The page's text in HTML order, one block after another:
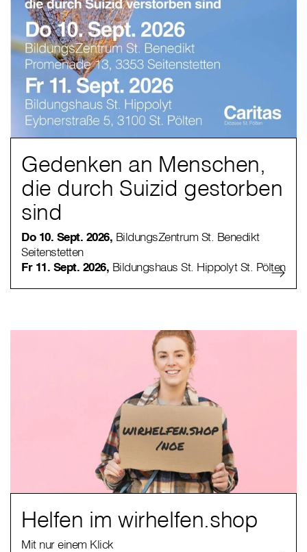
Gedenken an Menschen,
die durch Suizid gestorben
sind
Do 10. Sept. 2026, BildungsZentrum St. Benedikt
Seitenstetten
Fr 11. Sept. 2026, Bildungshaus St. Hippolyt St. Pölten
Helfen im wirhelfen.shop
Mit nur einem Klick